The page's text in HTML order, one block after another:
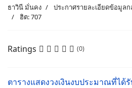
ธาวินี มั่นคง ประกาศรายละเอียดข้อมูลก
ฮิต: 707
Ratings (0)
ตารางแสดงวงเงินงบประมาณที่ได้